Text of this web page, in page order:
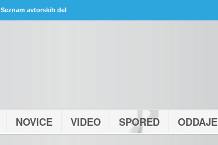
Seznam avtorskih del
NOVICE VIDEO SPORED ODDAJE